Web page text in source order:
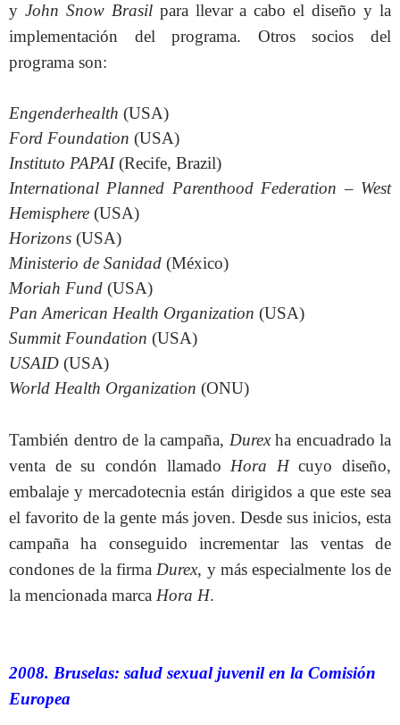
y John Snow Brasilpara llevar a cabo el diseño y la
implementación del programa. Otros socios del
programa son:
Engenderhealth (USA)
Ford Foundation (USA)
Instituto PAPAI(Recife, Brazil)
International Planned Parenthood Federation – West
Hemisphere (USA)
Horizons (USA)
Ministerio de Sanidad (México)
Moriah Fund (USA)
Pan American Health Organization (USA)
SummitFoundation (USA)
USAID (USA)
World Health Organization (ONU)
También dentro de la campaña, Durexha encuadrado la
venta de su condón llamado Hora Hcuyo diseño,
embalaje y mercadotecnia están dirigidos a que este sea
el favorito de la gente más joven. Desde sus inicios, esta
campaña ha conseguido incrementar las ventas de
condones de la firma Durex, y más especialmente los de
la mencionada marca Hora H.
2008. Bruselas: salud sexual juvenil en la Comisión
Europea